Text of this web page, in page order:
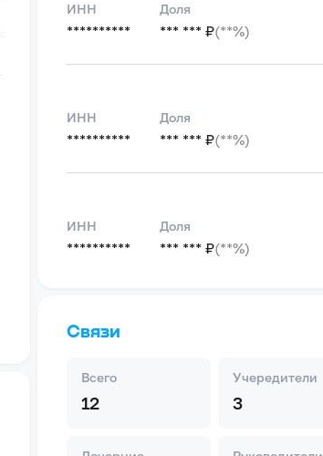
ИНН
**********
Доля
*** *** ₽(**%)
ИНН
**********
Доля
*** *** ₽(**%)
ИНН
**********
Доля
*** *** ₽(**%)
Связи
Всего
12
Учередители
3